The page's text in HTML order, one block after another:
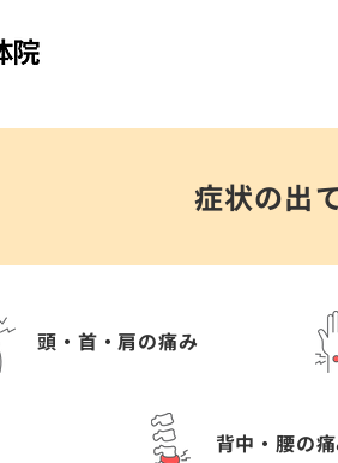
症状の出
頭・首・肩の痛み
背中・腰の